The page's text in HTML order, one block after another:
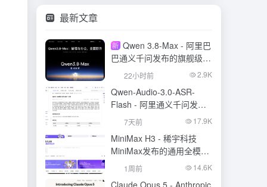
最新文章
新 Qwen 3.8-Max - 阿里巴
巴通义千问发布的旗舰级大
模型22小时前 2.9K
Qwen-Audio-3.0-ASR-
Flash - 阿里通义千问发布
的语音识别大模型
7天前 17.9K
MiniMax H3 - 稀宇科技
MiniMax发布的通用全模态
生成模型
1周前 14.6K
Claude Opus 5 - Anthropic